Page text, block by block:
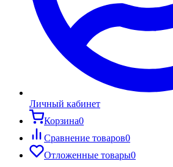
Личный кабинет
Корзина0
Сравнение товаров0
Отложенные товары0